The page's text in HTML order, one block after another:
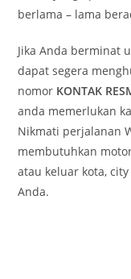
berlama – lama
Jika Anda berminat
dapat segera
nomor KONTAK
anda memerlukan
Nikmati perjalanan
membutuhkan
atau keluar kota,
Anda.